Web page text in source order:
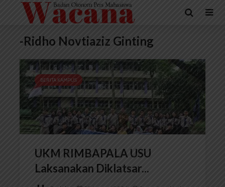
-Ridho Novtiaziz Ginting
BERITA KAMPUS
UKM RIMBAPALA USU
Laksanakan Diklatsar...